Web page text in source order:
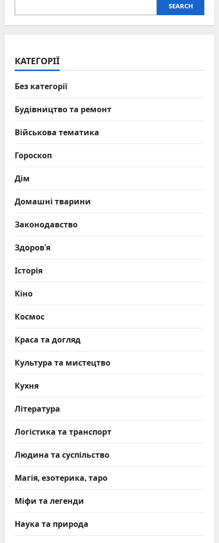
SEARCH
КАТЕГОРІЇ
Без категорії
Будівництво та ремонт
Військова тематика
Гороскоп
Дім
Домашні тварини
Законодавство
Здоров’я
Історія
Кіно
Космос
Краса та догляд
Культура та мистецтво
Кухня
Література
Логістика та транспорт
Людина та суспільство
Магія, езотерика, таро
Міфи та легенди
Наука та природа